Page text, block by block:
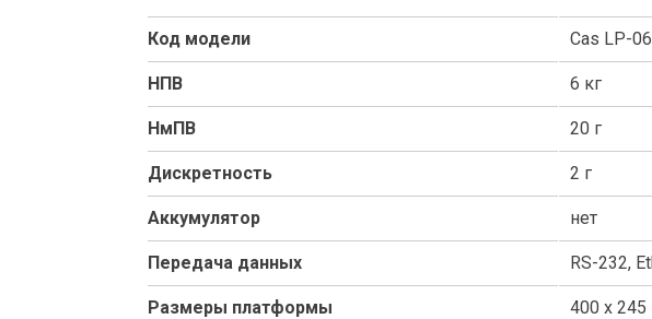
Код модели Cas LP-06
НПВ 6 кг
НмПВ 20 г
Дискретность 2 г
Аккумулятор нет
Передача данных RS-232,
Размеры платформы 400 х